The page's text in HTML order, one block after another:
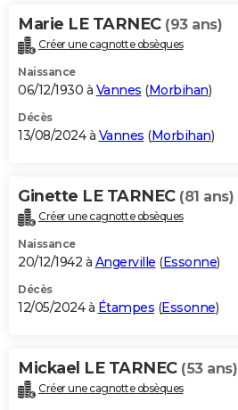
Marie LE TARNEC (93 ans)
Créer une cagnotte obsèques
Naissance
06/12/1930 à Vannes (Morbihan)
Décès
13/08/2024 à Vannes (Morbihan)
Ginette LE TARNEC (81 ans)
Créer une cagnotte obsèques
Naissance
20/12/1942 à Angerville (Essonne)
Décès
12/05/2024 à Étampes (Essonne)
Mickael LE TARNEC (53 ans)
Créer une cagnotte obsèques